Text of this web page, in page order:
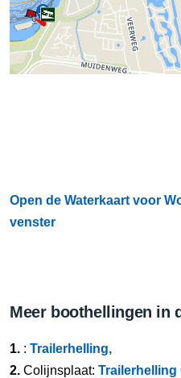
Open de Waterkaart voor
venster
Meer boothellingen in
1. : Trailerhelling,
2. Colijnsplaat: Trailerhelling